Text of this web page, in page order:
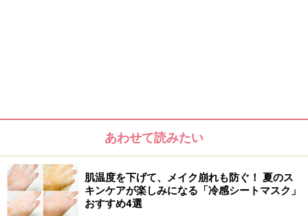
ープルや、どんな色にも合わせやすいブロンズブラウン
などもあるので、アイメイクの隠し味になること間違い
なしです。
あわせて読みたい
肌温度を下げて、メイク崩れも防ぐ！ 夏のス
キンケアが楽しみになる「冷感シートマスク」
おすすめ4選